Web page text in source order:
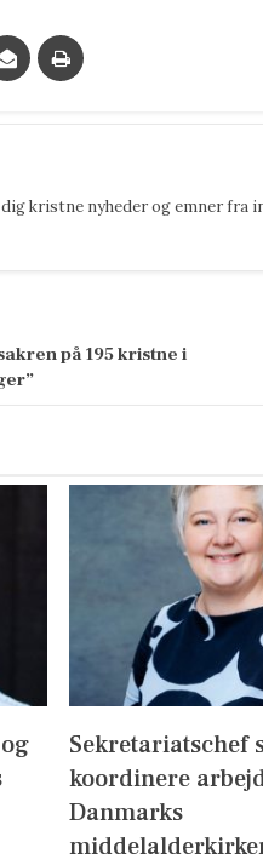
kristne nyheder og emner fra
på 195 kristne i
Sekretariatschef
koordinere
Danmarks